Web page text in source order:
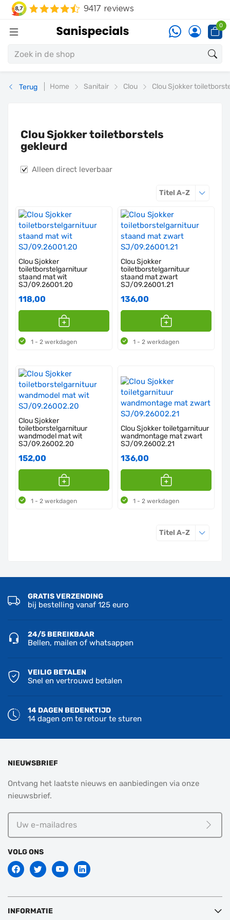
0
Terug Home Sanitair Clou Clou Sjokker
Clou Sjokker toiletborstels
gekleurd
Alleen direct leverbaar
Titel A-ZSorteren op
Clou Sjokker
toiletborstelgarnituur
staand mat wit
SJ/09.26001.20
118,00
1 - 2 werkdagen
Clou Sjokker
toiletborstelgarnituur
staand mat zwart
SJ/09.26001.21
136,00
1 - 2 werkdagen
Clou Sjokker
toiletborstelgarnituur
wandmodel mat wit
SJ/09.26002.20
152,00
1 - 2 werkdagen
Clou Sjokker toiletgarnituur
wandmontage mat zwart
SJ/09.26002.21
136,00
1 - 2 werkdagen
Titel A-ZSorteren op
GRATIS VERZENDING
bij bestelling vanaf 125 euro
24/5 BEREIKBAAR
Bellen, mailen of whatsappen
VEILIG BETALEN
Snel en vertrouwd betalen
14 DAGEN BEDENKTIJD
14 dagen om te retour te sturen
NIEUWSBRIEF
Ontvang het laatste nieuws en aanbiedingen via onze
nieuwsbrief.
Meld
VOLG ONS
INFORMATIE